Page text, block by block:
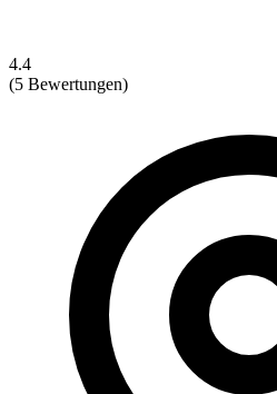
4.4
(5 Bewertungen)